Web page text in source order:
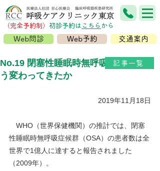
（完全予約制） ​初診予約は こちら から
Web問診 Web予約 交通案内
No.19 閉塞性睡眠時無呼吸症候群はど
う変わってきたか
2019年11月18日
WHO（世界保健機関）の推計では、閉塞
性睡眠時無呼吸症候群（OSA）の患者数は全
世界で1億人に達すると報告されました
（2009年）。
記事一覧